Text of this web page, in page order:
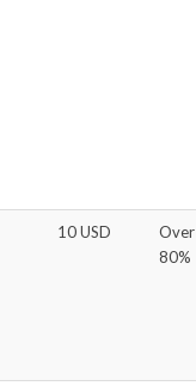
10 USD
Over
80%